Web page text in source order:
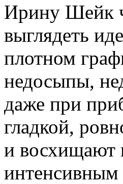
Ирину Шейк
выглядеть
плотном
недосыпы,
даже при
гладкой,
и восхищают
интенсивным